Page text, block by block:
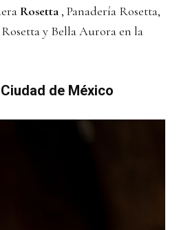
Rosetta , Panadería Rosetta,
y Bella Aurora en la
de México